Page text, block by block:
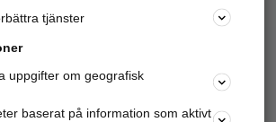
Marknadsför företaget
Kom igång och annonsera mot
samarbetspartners nära dig.
tjänster
uppgifter om geografisk
baserat på information som aktivt